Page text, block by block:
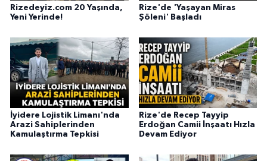
Rizedeyiz.com 20 Yaşında,
Yeni Yerinde!
Rize'de 'Yaşayan Miras
Şöleni' Başladı
İyidere Lojistik Limanı'nda
Arazi Sahiplerinden
Kamulaştırma Tepkisi
Rize'de Recep Tayyip
Erdoğan Camii İnşaatı Hızla
Devam Ediyor